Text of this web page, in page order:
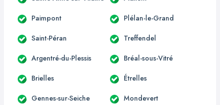
Paimpont Plélan-le-Grand
Saint-Péran Treffendel
Argentré-du-Plessis Bréal-sous-Vitré
Brielles Étrelles
Gennes-sur-Seiche Mondevert